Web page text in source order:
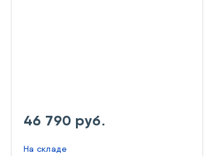
46 790 руб.
На складе